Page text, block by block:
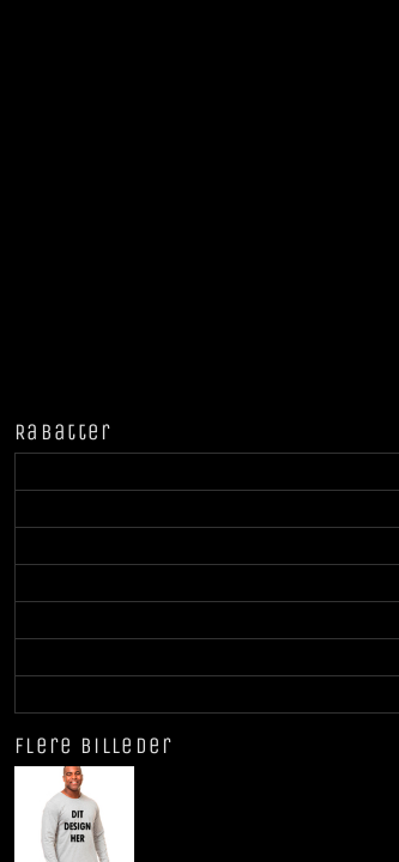
Rabatter
Flere billeder